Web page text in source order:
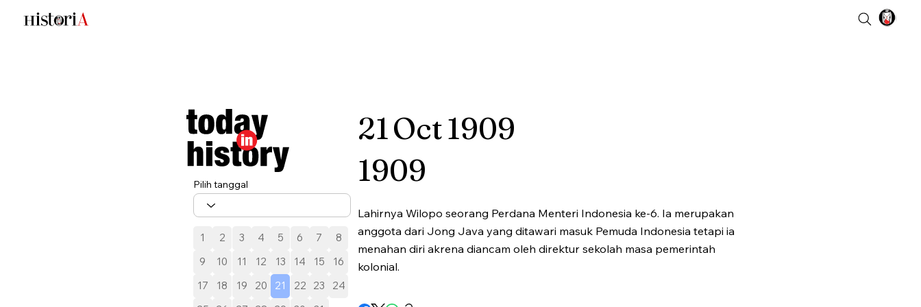
Pilih tanggal
1 2 3 4 5 6 7
8
9
10 11 12 13 14 15
16
17
18 19 20 21 22 23
24
21Oct1909
1909
Lahirnya Wilopo seorang Perdana Menteri Indonesia ke-6. Ia merupakan
anggota dari Jong Java yang ditawari masuk Pemuda Indonesia tetapi ia
menahan diri akrena diancam oleh direktur sekolah masa pemerintah
kolonial.